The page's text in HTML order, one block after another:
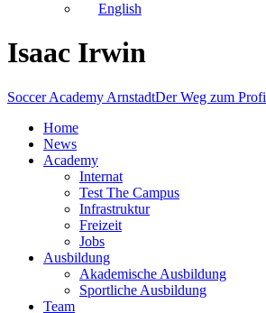
English
Isaac Irwin
Soccer Academy ArnstadtDer Weg zum Profi
Home
News
Academy
Internat
Test The Campus
Infrastruktur
Freizeit
Jobs
Ausbildung
Akademische Ausbildung
Sportliche Ausbildung
Team